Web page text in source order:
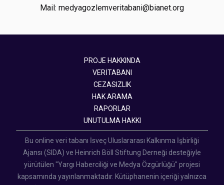
Mail: medyagozlemveritabani@bianet.org
PROJE HAKKINDA
VERİTABANI
CEZASIZLIK
HAK ARAMA
RAPORLAR
UNUTULMA HAKKI
Bu online veri tabanı İsveç Uluslararası Kalkınma İşbirliği
Ajansı (SIDA) ve Heinrich Böll Stiftung Derneği desteğiyle
yürütülen "Yargı Haberciliği ve Medya Özgürlüğü" projesi
kapsamında yayınlanmaktadır. Kütüphanenin içeriği yalnızca